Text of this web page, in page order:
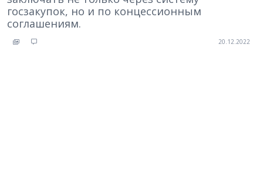
госзакупок, но и по концессионным
соглашениям.
20.12.2022